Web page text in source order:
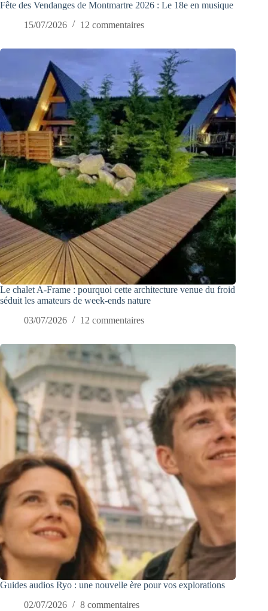
Fête des Vendanges de Montmartre 2026 : Le 18e en musique
15/07/2026
12 commentaires
Le chalet A-Frame : pourquoi cette architecture venue du froid
séduit les amateurs de week-ends nature
03/07/2026
12 commentaires
Guides audios Ryo : une nouvelle ère pour vos explorations
02/07/2026
8 commentaires